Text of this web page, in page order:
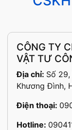
CÔNG TY
VẬT TƯ
Địa chỉ: Số
Khương Đình,
Điện thoại:
Hotline: